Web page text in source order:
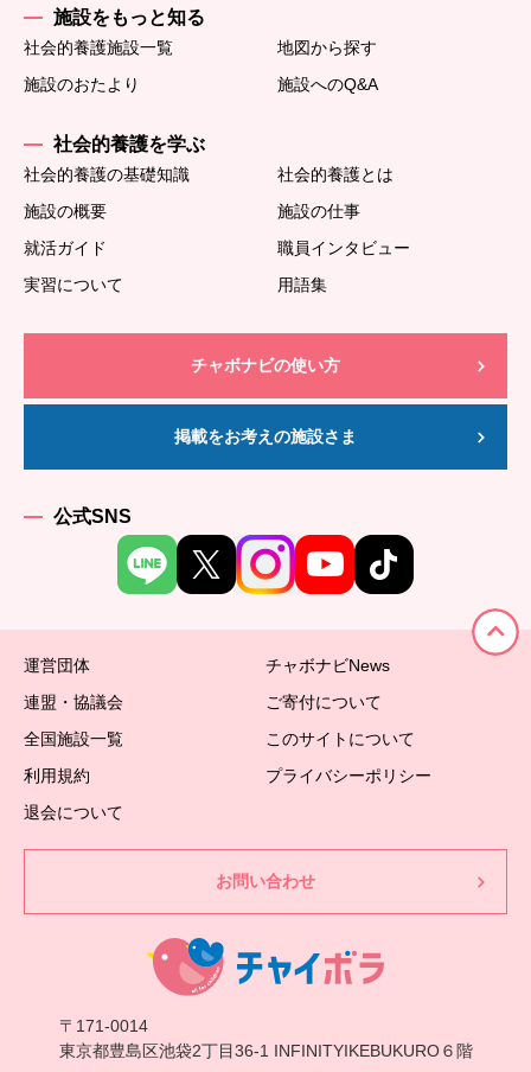
施設をもっと知る
社会的養護施設一覧
地図から探す
施設のおたより
施設へのQ&A
社会的養護を学ぶ
社会的養護の基礎知識
社会的養護とは
施設の概要
施設の仕事
就活ガイド
職員インタビュー
実習について
用語集
チャボナビの使い方
掲載をお考えの施設さま
公式SNS
運営団体
チャボナビNews
連盟・協議会
ご寄付について
全国施設一覧
このサイトについて
利用規約
プライバシーポリシー
退会について
お問い合わせ
〒171-0014
東京都豊島区池袋2丁目36-1 INFINITYIKEBUKURO６階